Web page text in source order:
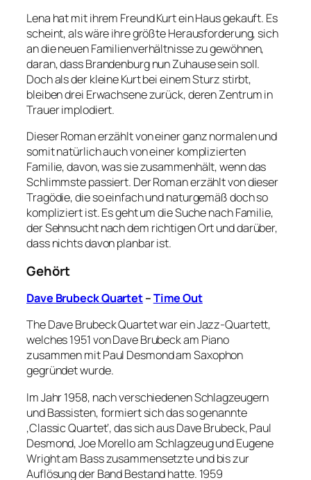
Lena hat mit ihrem Freund Kurt ein Haus gekauft. Es
scheint, als wäre ihre größte Herausforderung, sich
an die neuen Familienverhältnisse zu gewöhnen,
daran, dass Brandenburg nun Zuhause sein soll.
Doch als der kleine Kurt bei einem Sturz stirbt,
bleiben drei Erwachsene zurück, deren Zentrum in
Trauer implodiert.
Dieser Roman erzählt von einer ganz normalen und
somit natürlich auch von einer komplizierten
Familie, davon, was sie zusammenhält, wenn das
Schlimmste passiert. Der Roman erzählt von dieser
Tragödie, die so einfach und naturgemäß doch so
kompliziert ist. Es geht um die Suche nach Familie,
der Sehnsucht nach dem richtigen Ort und darüber,
dass nichts davon planbar ist.
Gehört
Dave Brubeck Quartet–Time Out
The Dave Brubeck Quartet war ein Jazz-Quartett,
welches 1951 von Dave Brubeck am Piano
zusammen mit Paul Desmond am Saxophon
gegründet wurde.
Im Jahr 1958, nach verschiedenen Schlagzeugern
und Bassisten, formiert sich das so genannte
‚Classic Quartet‘, das sich aus Dave Brubeck, Paul
Desmond, Joe Morello am Schlagzeug und Eugene
Wright am Bass zusammensetzte und bis zur
Auflösung der Band Bestand hatte. 1959